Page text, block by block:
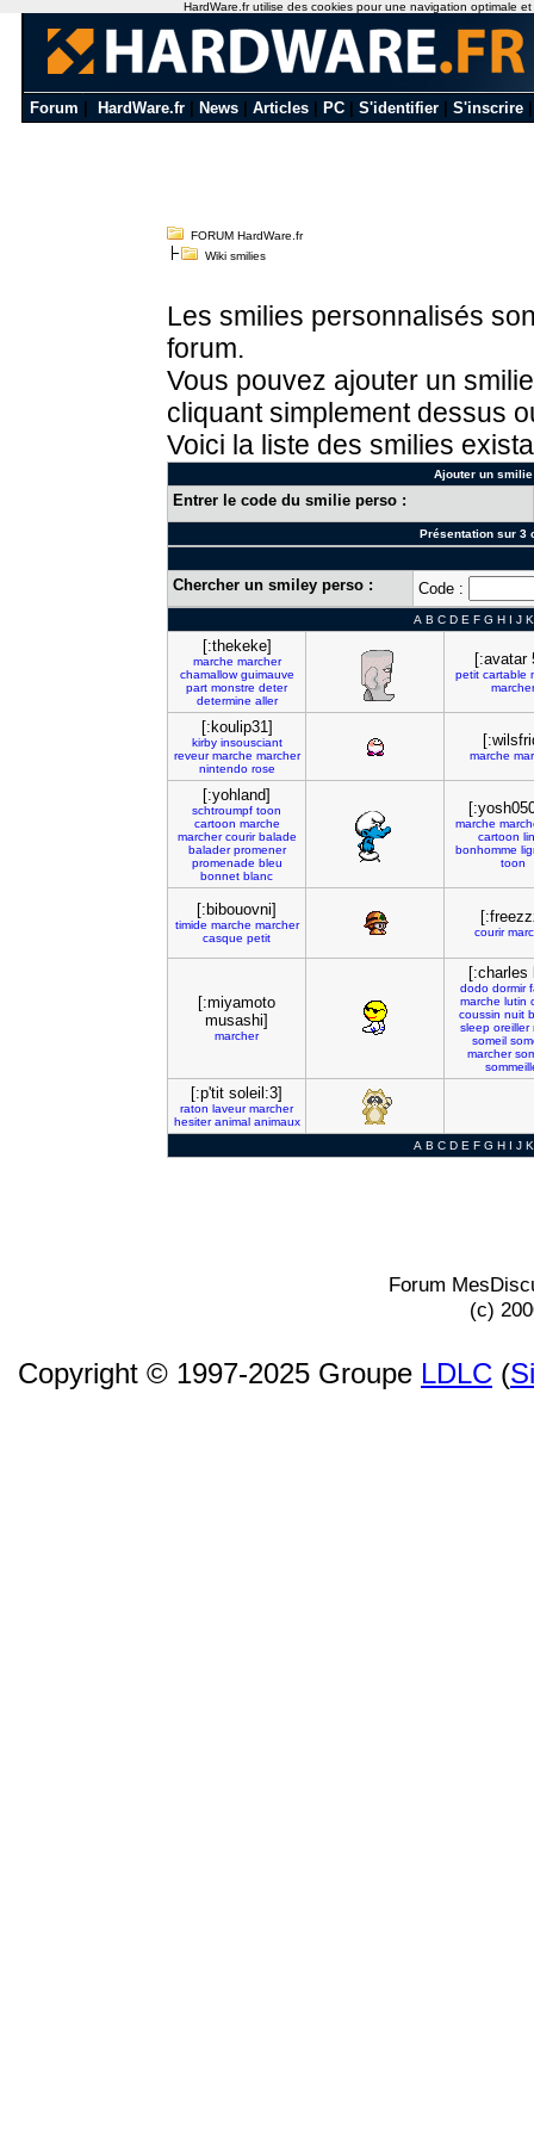
Forum HardWare.fr News Articles PC S'identifier S'inscrire
FORUM HardWare.fr
Wiki smilies
Les smilies personnalisés
forum.
Vous pouvez ajouter un
cliquant simplement dessus
Voici la liste des smilies
Ajouter un
Entrer le code du smilie perso :
Présentation sur 3
Chercher un smiley perso : Code :
A B C D E F G H I J K
[:thekeke]
marche marcher
chamallow guimauve
part monstre deter
determine aller
[:avatar
petit cartable
marcher
[:koulip31]
kirby insousciant
reveur marche marcher
nintendo rose
marche
[:yohland]
schtroumpf toon
cartoon marche
marcher courir balade
balader promener
promenade bleu
bonnet blanc
marche
cartoon
bonhomme
toon
[:bibouovni]
timide marche marcher
casque petit courir
[:miyamoto
musashi]
marcher
[:charles
dodo dormir
marche lutin
coussin nuit
sleep oreiller
someil
marcher
[:p'tit soleil:3]
raton laveur marcher
hesiter animal animaux
A B C D E F G H I J K
Forum
(c)
Copyright © 1997-2025 Groupe LDLC (
HardWare.fr utilise des cookies pour une navigation optimale